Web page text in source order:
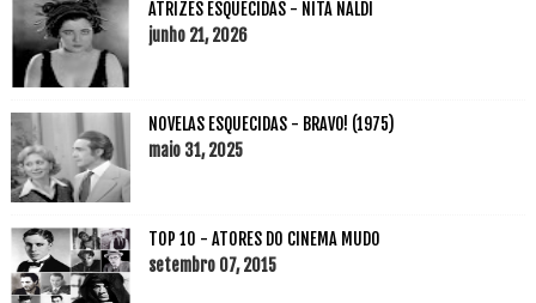
ATRIZES ESQUECIDAS - NITA NALDI
junho 21, 2026
NOVELAS ESQUECIDAS - BRAVO! (1975)
maio 31, 2025
TOP 10 - ATORES DO CINEMA MUDO
setembro 07, 2015